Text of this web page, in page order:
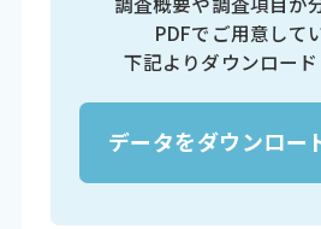
PDFでご用意して
下記よりダウンロード
データをダウンロー